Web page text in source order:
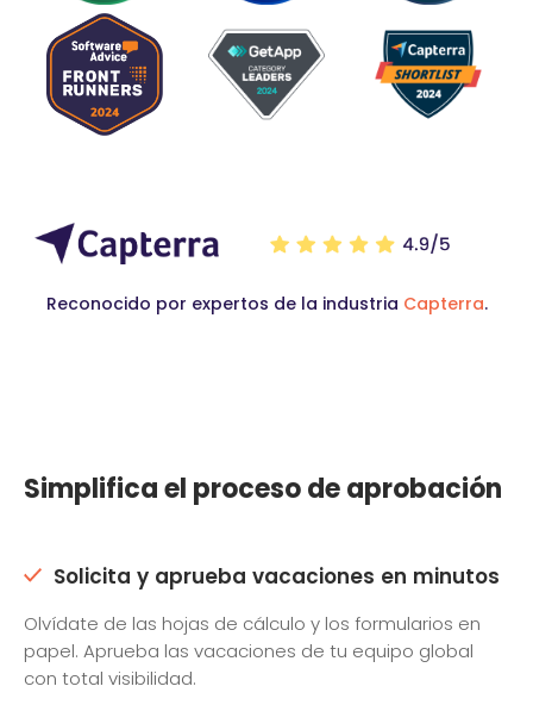
Reconocido por expertos de la industria Capterra.
Simplifica el proceso de aprobación
Solicita y aprueba vacaciones en minutos
Olvídate de las hojas de cálculo y los formularios en
papel. Aprueba las vacaciones de tu equipo global
con total visibilidad.